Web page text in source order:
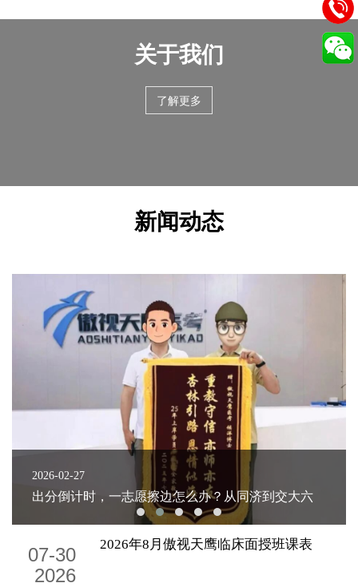
关于我们
了解更多
新闻动态
2026-02-27
出分倒计时，一志愿擦边怎么办？从同济到交大六
院骨科，三本生用调剂逆天改命！
07-30
2026
2026年8月傲视天鹰临床面授班课表